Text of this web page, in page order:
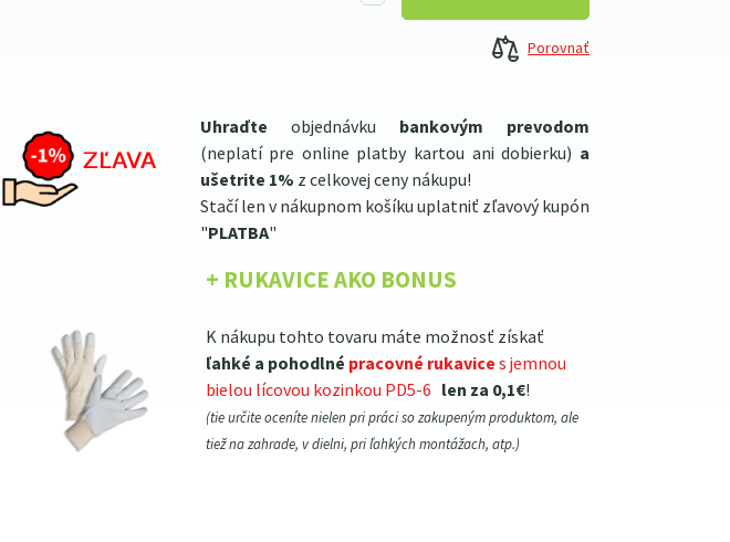
Uhraďte objednávku bankovým prevodom
(neplatí pre online platby kartou ani dobierku) a
ušetrite 1% z celkovej ceny nákupu!
Stačí len v nákupnom košíku uplatniť zľavový kupón
"PLATBA"
+ RUKAVICE AKO BONUS
K nákupu tohto tovaru máte možnosť získať
ľahké a pohodlné pracovné rukavices jemnou
bielou lícovou kozinkou PD5-6 len za 0,1€!
(tie určite oceníte nielen pri práci so zakupeným produktom, ale
tiež na zahrade, v dielni, pri ľahkých montážach, atp.)
Porovnať